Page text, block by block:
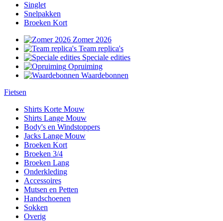
Singlet
Snelpakken
Broeken Kort
Zomer 2026
Team replica's
Speciale edities
Opruiming
Waardebonnen
Fietsen
Shirts Korte Mouw
Shirts Lange Mouw
Body's en Windstoppers
Jacks Lange Mouw
Broeken Kort
Broeken 3/4
Broeken Lang
Onderkleding
Accessoires
Mutsen en Petten
Handschoenen
Sokken
Overig